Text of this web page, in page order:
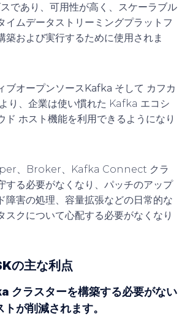
であり、可用性が高く、スケーラブル
イムデータストリーミングプラットフ
築および実行するために使用されま
ブオープンソースKafka そして カフカ
り、企業は使い慣れた Kafka エコシ
ド ホスト機能を利用できるようになり
、Broker、Kafka Connect クラ
する必要がなくなり、パッチのアップ
障害の処理、容量拡張などの日常的な
スクについて心配する必要がなくなり
の主な利点
クラスターを構築する必要がない
が削減されます。